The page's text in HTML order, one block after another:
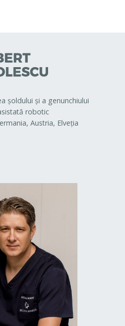
şoldului şi a genunchiului
robotic
Austria, Elveţia